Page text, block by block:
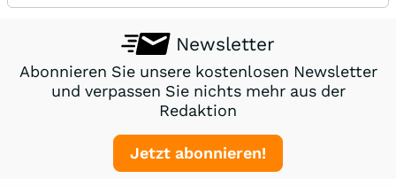
Newsletter
Abonnieren Sie unsere kostenlosen Newsletter
und verpassen Sie nichts mehr aus der
Redaktion
Jetzt abonnieren!